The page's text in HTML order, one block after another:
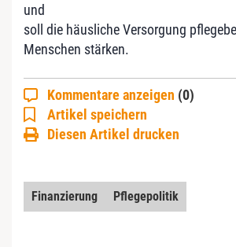
und
soll die häusliche Versorgung
Menschen stärken.
Kommentare anzeigen (0)
Artikel speichern
Diesen Artikel drucken
Finanzierung Pflegepolitik